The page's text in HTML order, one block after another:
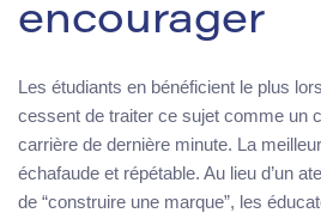
encourager
Les étudiants en bénéficient le plus
cessent de traiter ce sujet comme un
carrière de dernière minute. La
échafaude et répétable. Au lieu d’un
de “construire une marque”, les